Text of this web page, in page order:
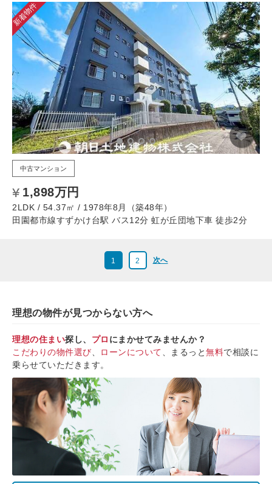
新着物件
中古マンション
1,898万円
2LDK / 54.37㎡ / 1978年8月（築48年）
田園都市線すずかけ台駅 バス12分 虹が丘団地下車 徒歩2分
1 2 次へ
理想の物件が見つからない方へ
理想の住まい探し、 プロ にまかせてみませんか？
こだわりの物件選び
ローンについて 、まるっと無料で相談に
乗らせていただきます。